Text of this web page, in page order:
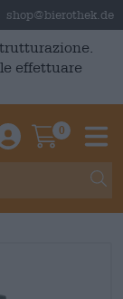
shop@bierothek.de
effettuare
Einloggen /
0